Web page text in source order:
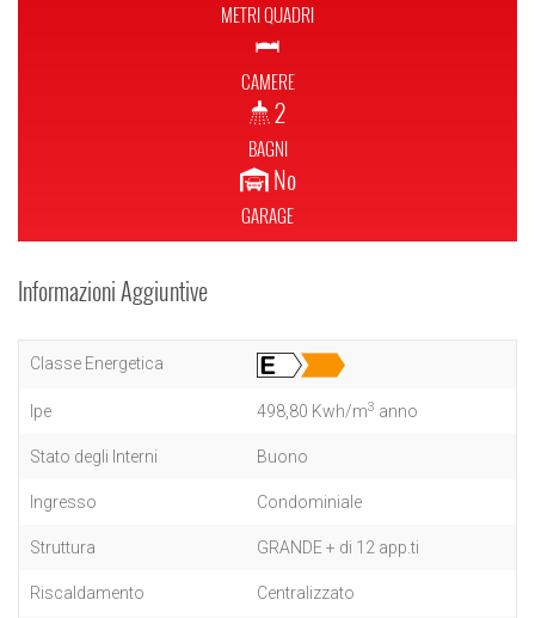
METRI QUADRI
CAMERE
2
BAGNI
No
GARAGE
Informazioni Aggiuntive
Classe Energetica
Ipe 498,80 Kwh/m3 anno
Stato degli Interni Buono
Ingresso Condominiale
Struttura GRANDE + di 12 app.ti
Riscaldamento Centralizzato